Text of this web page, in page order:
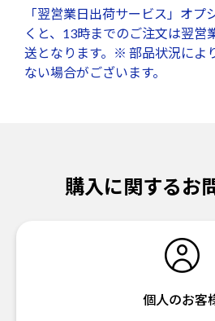
「翌営業日出荷サービス」オプ
くと、13時までのご注文は翌営
送となります。※ 部品状況によ
ない場合がございます。
購入に関するお
個人のお客